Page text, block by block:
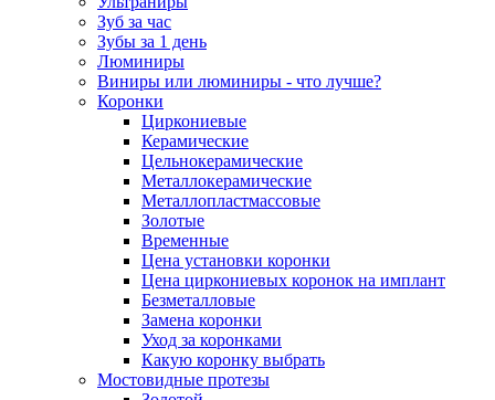
Зуб за час
Зубы за 1 день
Люминиры
Виниры или люминиры - что лучше?
Коронки
Циркониевые
Керамические
Цельнокерамические
Металлокерамические
Металлопластмассовые
Золотые
Временные
Цена установки коронки
Цена циркониевых коронок на имплант
Безметалловые
Замена коронки
Уход за коронками
Какую коронку выбрать
Мостовидные протезы